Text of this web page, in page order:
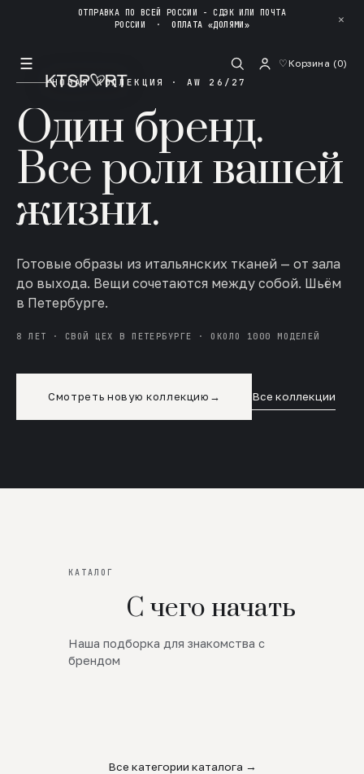
ОТПРАВКА ПО ВСЕЙ РОССИИ - СДЭК ИЛИ ПОЧТА
РОССИИ ·ОПЛАТА «ДОЛЯМИ» ✕
☰ ♡Корзина (0)
НОВАЯ КОЛЛЕКЦИЯ · AW 26/27
Один бренд.
Все роли вашей
жизни.
Готовые образы из итальянских тканей — от зала
до выхода. Вещи сочетаются между собой. Шьём
в Петербурге.
8 ЛЕТ · СВОЙ ЦЕХ В ПЕТЕРБУРГЕ · ОКОЛО 1000 МОДЕЛЕЙ
Смотреть новую коллекцию → Все коллекции
КАТАЛОГ
С чего начать
Наша подборка для знакомства с
брендом
Новинки
SALE
Все категории каталога →